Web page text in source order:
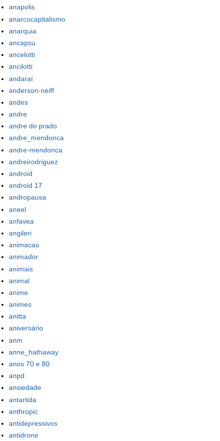
anapolis
anarcocapitalismo
anarquia
ancapsu
ancelotti
ancilotti
andaraí
anderson-neiff
andes
andre
andre do prado
andre_mendonca
andre-mendonca
andreirodriguez
android
android 17
andropausa
aneel
anfavea
angileri
animacao
animador
animais
animal
anime
animes
anitta
aniversário
anm
anne_hathaway
anos 70 e 80
anpd
ansiedade
antartida
anthropic
antidepressivos
antidrone